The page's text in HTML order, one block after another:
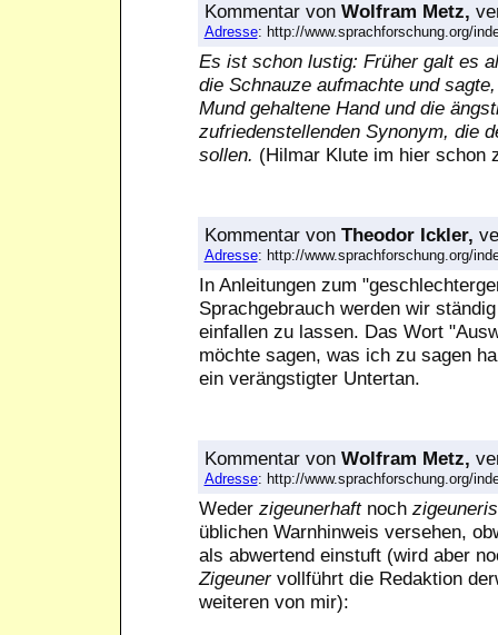
Kommentarvon Wolfram Metz,
Adresse: http://www.sprachforschung.org/
Es ist schon lustig: Früher galt es
die Schnauze aufmachte und
Mund gehaltene Hand und die
zufriedenstellenden Synonym, die
sollen. (Hilmar Klute im hier schon
Kommentarvon Theodor Ickler,
Adresse: http://www.sprachforschung.org/
In Anleitungen zum
Sprachgebrauch werden wir
einfallen zu lassen. Das Wort
möchte sagen, was ich zu sagen
ein verängstigter Untertan.
Kommentarvon Wolfram Metz,
Adresse: http://www.sprachforschung.org/
Weder zigeunerhaftnoch
üblichen Warnhinweis versehen,
als abwertend einstuft (wird aber
Zigeunervollführt die Redaktion
weiteren von mir):